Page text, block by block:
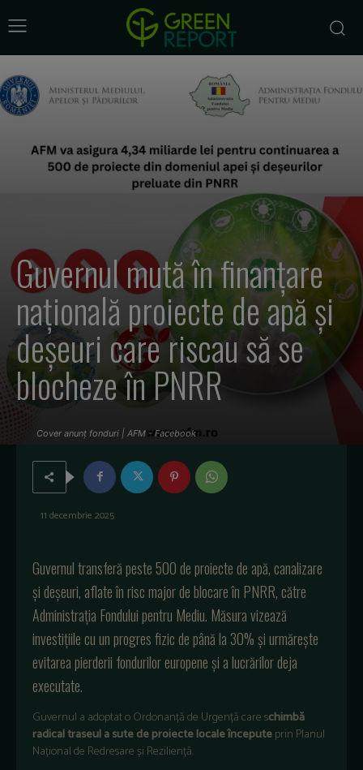
Guvernul mută în finanțare
națională proiecte de apă și
deșeuri care riscau să se
blocheze în PNRR
Cover anunț fonduri | AFM - Facebook
11 decembrie 2025
Guvernul transferă peste 500 de proiecte de apă, canalizare
și deșeuri, aflateînriscmajor deblocareîn PNRR,către
Administrația Fonduluipentru Mediu. Măsuravizează
investițiilecu unprogresfizicdepânăla 30%șiurmărește
evitareapierderii fonduriloreuropeneși alucrărilordeja
executate.
Guvernul a adoptat o Ordonanță de Urgență care schimbă
radical traseul a sute de proiecte localeînceputeprin Planul
Național de Redresare și Reziliență.